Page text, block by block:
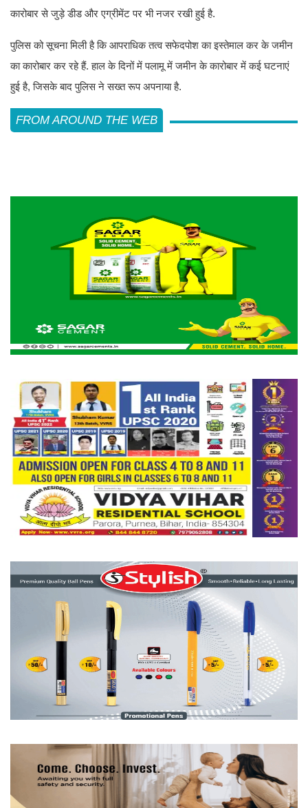
कारोबार से जुड़े डीड और एग्रीमेंट पर भी नजर रखी हुई है.
पुलिस को सूचना मिली है कि आपराधिक तत्व सफेदपोश का इस्तेमाल कर के जमीन
का कारोबार कर रहे हैं. हाल के दिनों में पलामू में जमीन के कारोबार में कई घटनाएं
हुई है, जिसके बाद पुलिस ने सख्त रूप अपनाया है.
FROM AROUND THE WEB